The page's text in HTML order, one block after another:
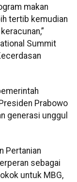
makan
tertib kemudian
Summit
Prabowo
generasi unggul
Pertanian
sebagai
untuk MBG,